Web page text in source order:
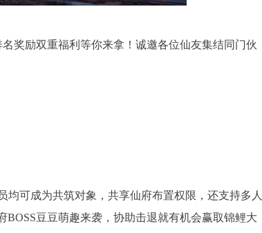
奖励双重福利等你来拿！诚邀各位仙友集结同门伙
可成为共筑对象，共享仙府布置权限，还支持多人
豆豆萌趣来袭，协助击退就有机会赢取锦鲤大